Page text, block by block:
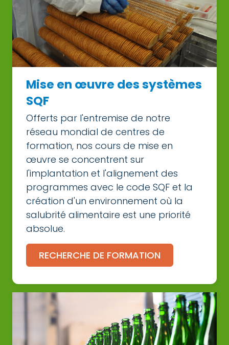
Mise en œuvre des systèmes
SQF
Offerts par l'entremise de notre
réseau mondial de centres de
formation, nos cours de mise en
œuvre se concentrent sur
l'implantation et l'alignement des
programmes avec le code SQF et la
création d'un environnement où la
salubrité alimentaire est une priorité
absolue.
RECHERCHE DE FORMATION